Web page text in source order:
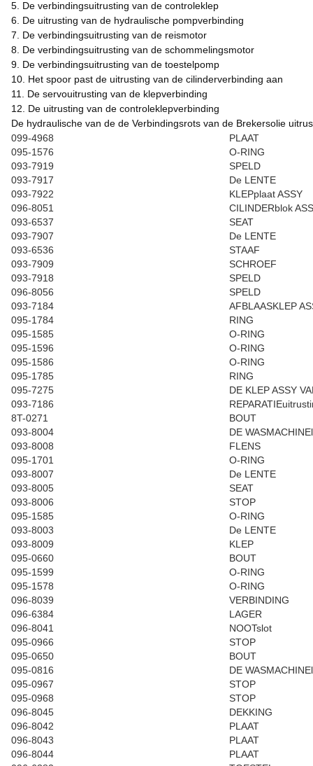
5. De verbindingsuitrusting van de controleklep
6. De uitrusting van de hydraulische pompverbinding
7. De verbindingsuitrusting van de reismotor
8. De verbindingsuitrusting van de schommelingsmotor
9. De verbindingsuitrusting van de toestelpomp
10. Het spoor past de uitrusting van de cilinderverbinding aan
11. De servouitrusting van de klepverbinding
12. De uitrusting van de controleklepverbinding
De hydraulische van de de Verbindingsrots van de Brekersolie
099-4968
PLAAT
095-1576
O-RING
093-7919
SPELD
093-7917
De LENTE
093-7922
KLEPplaat ASSY
096-8051
CILINDERblok
093-6537
SEAT
093-7907
De LENTE
093-6536
STAAF
093-7909
SCHROEF
093-7918
SPELD
096-8056
SPELD
093-7184
AFBLAASKLEP
095-1784
RING
095-1585
O-RING
095-1596
O-RING
095-1586
O-RING
095-1785
RING
095-7275
DE KLEP ASSY
093-7186
8T-0271
BOUT
093-8004
DE
093-8008
FLENS
095-1701
O-RING
093-8007
De LENTE
093-8005
SEAT
093-8006
STOP
095-1585
O-RING
093-8003
De LENTE
093-8009
KLEP
095-0660
BOUT
095-1599
O-RING
095-1578
O-RING
096-8039
VERBINDING
096-6384
LAGER
096-8041
NOOTslot
095-0966
STOP
095-0650
BOUT
095-0816
DE
095-0967
STOP
095-0968
STOP
096-8045
DEKKING
096-8042
PLAAT
096-8043
PLAAT
096-8044
PLAAT